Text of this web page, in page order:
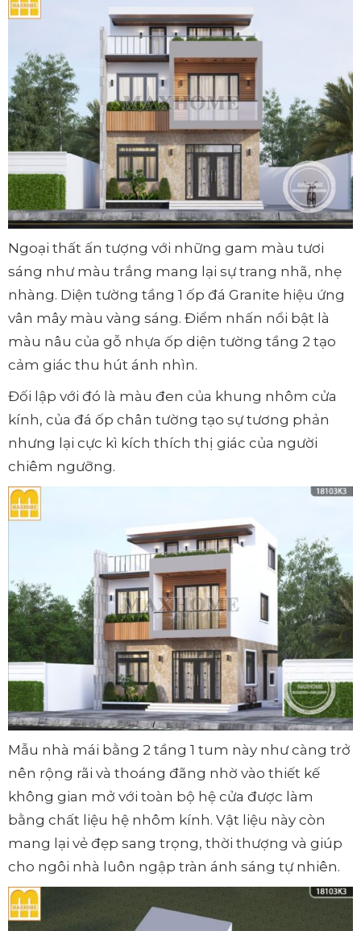
Ngoại thất ấn tượng với những gam màu tươi
sáng như màu trắng mang lại sự trang nhã, nhẹ
nhàng. Diện tường tầng 1 ốp đá Granite hiệu ứng
vân mây màu vàng sáng. Điểm nhấn nổi bật là
màu nâu của gỗ nhựa ốp diện tường tầng 2 tạo
cảm giác thu hút ánh nhìn.
Đối lập với đó là màu đen của khung nhôm cửa
kính, của đá ốp chân tường tạo sự tương phản
nhưng lại cực kì kích thích thị giác của người
chiêm ngưỡng.
Mẫu nhà mái bằng 2 tầng 1 tum này như càng trở
nên rộng rãi và thoáng đãng nhờ vào thiết kế
không gian mở với toàn bộ hệ cửa được làm
bằng chất liệu hệ nhôm kính. Vật liệu này còn
mang lại vẻ đẹp sang trọng, thời thượng và giúp
cho ngôi nhà luôn ngập tràn ánh sáng tự nhiên.